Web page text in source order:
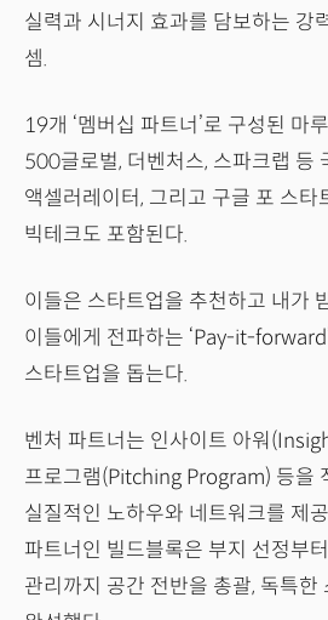
실력과 시너지 효과를 담보하는 강
셈.
19개 ‘멤버십 파트너’로 구성된 마
500글로벌, 더벤처스, 스파크랩 등
액셀러레이터, 그리고 구글 포 스타
빅테크도 포함된다.
이들은 스타트업을 추천하고 내가
이들에게 전파하는 ‘Pay-it-
스타트업을 돕는다.
벤처 파트너는 인사이트 아워
프로그램(Pitching Program) 등을
실질적인 노하우와 네트워크를 제
파트너인 빌드블록은 부지 선정부
관리까지 공간 전반을 총괄, 독특한